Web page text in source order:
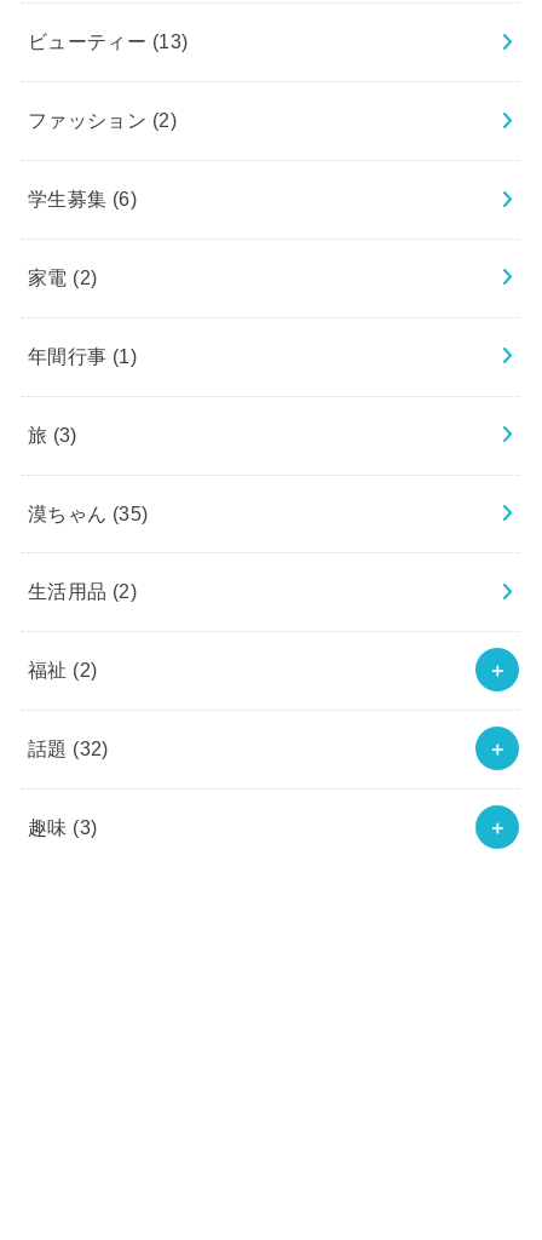
ビューティー (13)
ファッション (2)
学生募集 (6)
家電 (2)
年間行事 (1)
旅 (3)
漠ちゃん (35)
生活用品 (2)
福祉 (2)
話題 (32)
趣味 (3)